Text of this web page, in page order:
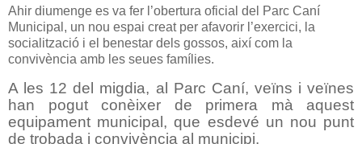
Ahir diumenge es va fer l’obertura oficial del Parc Caní
Municipal, un nou espai creat per afavorir l’exercici, la
socialització i el benestar dels gossos, així com la
convivència amb les seues famílies.
A les 12 del migdia, al Parc Caní, veïns i veïnes
han pogut conèixer de primera mà aquest
equipament municipal, que esdevé un nou punt
de trobada i convivència al municipi.